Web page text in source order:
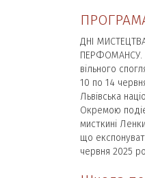
ДНІ
ПЕРФОМАНСУ.
вільного
10 по 14
Львівська
Окремою
мисткині
що
червня 2025